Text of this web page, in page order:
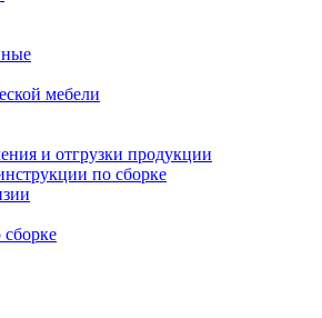
мебели
и отгрузки продукции
по сборке